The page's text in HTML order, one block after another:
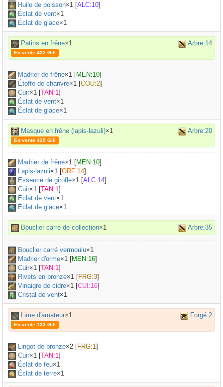
Huile de poisson×1 [ALC:10]
Éclat de vent×1
Éclat de glace×1
Patins en frêne×1 Arbre:14
En vente 432 Gill
Madrier de frêne×1 [MEN:10]
Étoffe de chanvre×1 [COU:2]
Cuir×1 [TAN:1]
Éclat de vent×1
Éclat de glace×1
Masque en frêne (lapis-lazuli)×1 Arbre:20
En vente 425 Gill
Madrier de frêne×1 [MEN:10]
Lapis-lazuli×1 [ORF:14]
Essence de girofle×1 [ALC:14]
Cuir×1 [TAN:1]
Éclat de vent×1
Éclat de glace×1
Bouclier carré de collection×1 Arbre:35
Bouclier carré vermoulu×1
Madrier d'orme×1 [MEN:16]
Cuir×1 [TAN:1]
Rivets en bronze×1 [FRG:3]
Vinaigre de cidre×1 [CUI:16]
Cristal de vent×1
Lime d'amateur×1 Forgé:2
En vente 133 Gill
Lingot de bronze×2 [FRG:1]
Cuir×1 [TAN:1]
Éclat de feu×1
Éclat de terre×1